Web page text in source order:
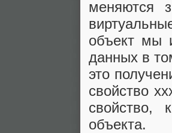
меняются
объект мы
данных в
это
свойство
свойство,
объекта.